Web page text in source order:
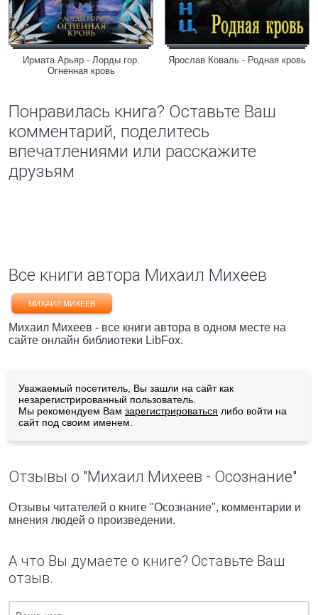
Ирмата Арьяр - Лорды гор.
Огненная кровь
Ярослав Коваль - Родная кровь
Понравилась книга? Оставьте Ваш
комментарий, поделитесь
впечатлениями или расскажите
друзьям
Все книги автора Михаил Михеев
МИХАИЛ МИХЕЕВ
Михаил Михеев - все книги автора в одном месте на
сайте онлайн библиотеки LibFox.
Уважаемый посетитель, Вы зашли на сайт как
незарегистрированный пользователь.
Мы рекомендуем Вам зарегистрироваться либо войти на
сайт под своим именем.
Отзывы о "Михаил Михеев - Осознание"
Отзывы читателей о книге "Осознание", комментарии и
мнения людей о произведении.
А что Вы думаете о книге? Оставьте Ваш
отзыв.